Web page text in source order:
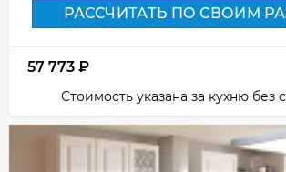
РАССЧИТАТЬ ПО СВОИМ
57 773 ₽
Стоимость указана за кухню